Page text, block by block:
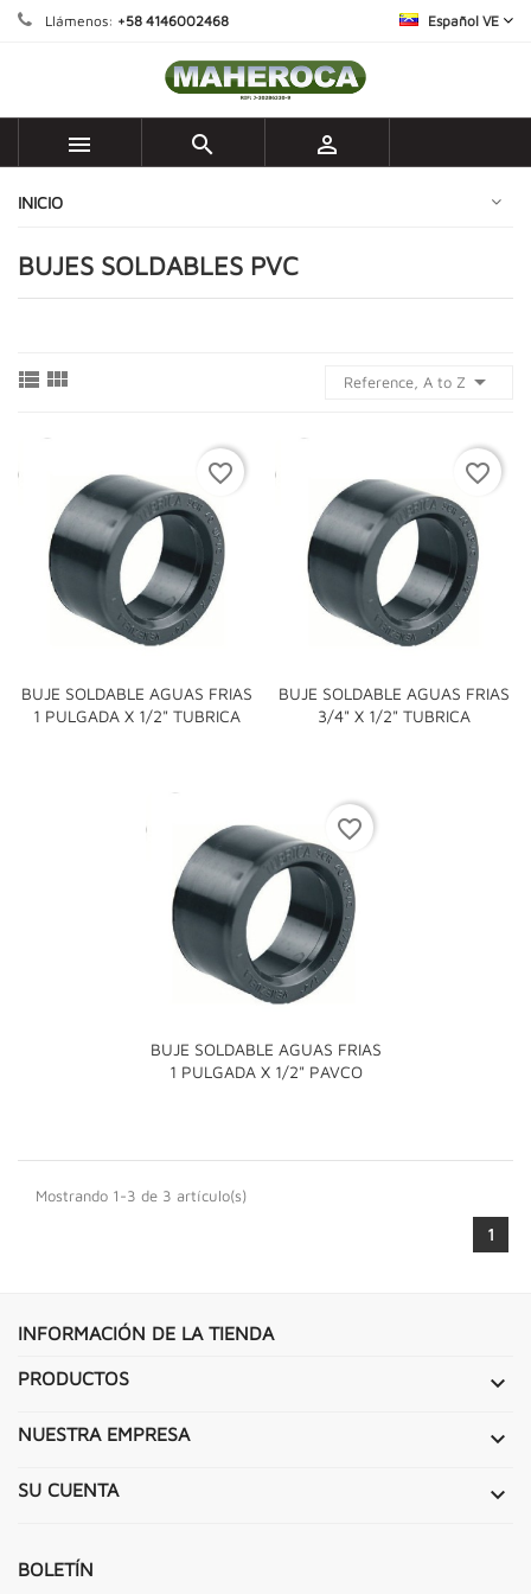
Llámenos: +58 4146002468 Español VE
  
INICIO
BUJES SOLDABLES PVC
  Reference, A to Z 
BUJE SOLDABLE AGUAS FRIAS
1 PULGADA X 1/2" TUBRICA
favorite_border
BUJE SOLDABLE AGUAS FRIAS
3/4" X 1/2" TUBRICA
favorite_border
BUJE SOLDABLE AGUAS FRIAS
1 PULGADA X 1/2" PAVCO
favorite_border
Mostrando 1-3 de 3 artículo(s)
1
INFORMACIÓN DE LA TIENDA
PRODUCTOS 
NUESTRA EMPRESA 
SU CUENTA 
BOLETÍN